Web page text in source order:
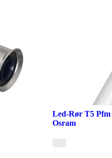
Led-Rør T5 Pfm
Osram